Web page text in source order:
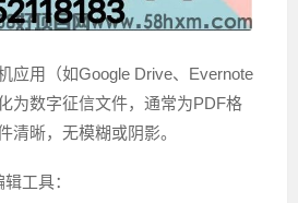
应用（如Google Drive、Evernote
为数字征信文件，通常为PDF格
清晰，无模糊或阴影。
工具：